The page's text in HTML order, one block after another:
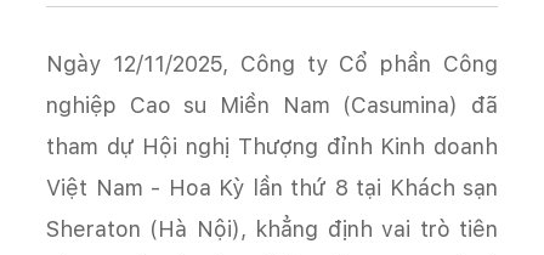
Ngày 12/11/2025, Công ty Cổ phần Công
nghiệp Cao su Miền Nam (Casumina) đã
tham dự Hội nghị Thượng đỉnh Kinh doanh
Việt Nam - Hoa Kỳ lần thứ 8 tại Khách sạn
Sheraton (Hà Nội), khẳng định vai trò tiên